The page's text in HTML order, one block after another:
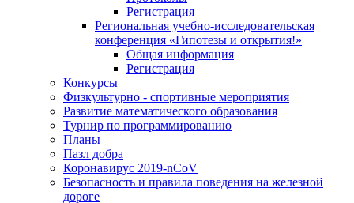
Регистрация
Региональная учебно-исследовательская
конференция «Гипотезы и открытия!»
Общая информация
Регистрация
Конкурсы
Физкультурно - спортивные мероприятия
Развитие математического образования
Турнир по программированию
Планы
Пазл добра
Коронавирус 2019-nCoV
Безопасность и правила поведения на железной
дороге